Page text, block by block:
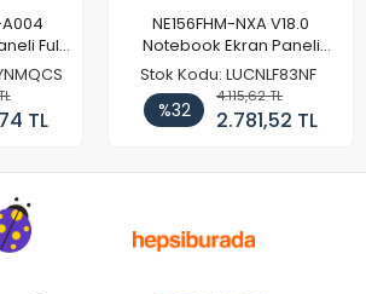
Full
TL
NE156FHM-NXA V18.0
Notebook Ekran Paneli
144Hz
Stok Kodu: LUCNLF83NF
%32
4.115,62 TL
2.781,52 TL